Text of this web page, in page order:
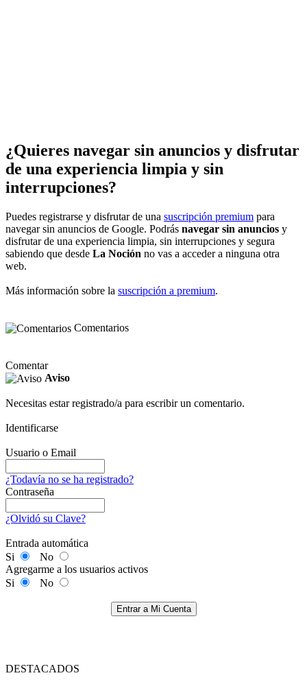
¿Quieres navegar sin anuncios y disfrutar
de una experiencia limpia y sin
interrupciones?
Puedes registrarse y disfrutar de una suscripción premium para
navegar sin anuncios de Google. Podrás navegar sin anuncios y
disfrutar de una experiencia limpia, sin interrupciones y segura
sabiendo que desde La Noción no vas a acceder a ninguna otra
web.
Más información sobre la suscripción a premium.
Comentarios
Comentar
Aviso
Necesitas estar registrado/a para escribir un comentario.
Identificarse
Usuario o Email
¿Todavía no se ha registrado?
Contraseña
¿Olvidó su Clave?
Entrada automática
Si
No
Agregarme a los usuarios activos
Si
No
Entrar a Mi Cuenta
DESTACADOS